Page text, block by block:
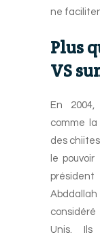
ne
Plus
VS
En
comme
des
le
Unis.